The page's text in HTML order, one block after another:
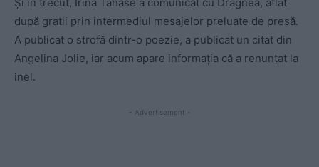
după gratii prin intermediul mesajelor preluate de presă.
A publicat o strofă dintr-o poezie, a publicat un citat din
Angelina Jolie, iar acum apare informația că a renunțat la
inel.
- Advertisement -